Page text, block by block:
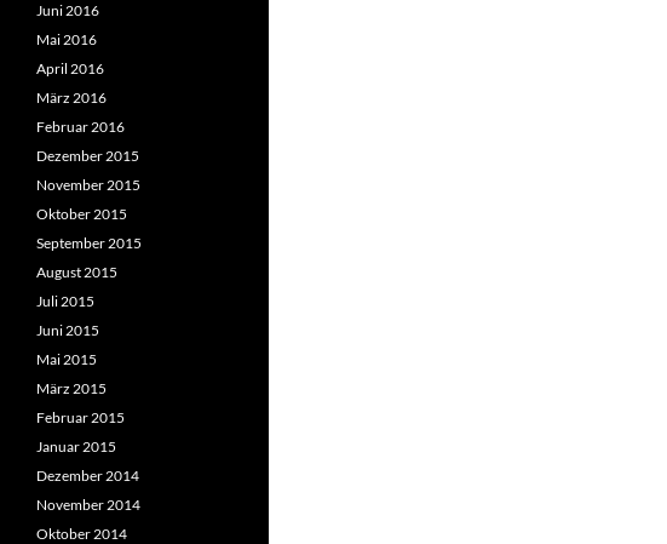
Juni 2016
Mai 2016
April 2016
März 2016
Februar 2016
Dezember 2015
November 2015
Oktober 2015
September 2015
August 2015
Juli 2015
Juni 2015
Mai 2015
März 2015
Februar 2015
Januar 2015
Dezember 2014
November 2014
Oktober 2014